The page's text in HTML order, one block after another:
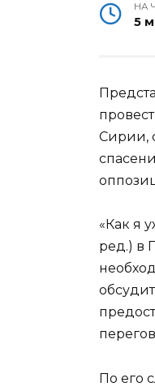
НА
5
Сирии,
«Как я
ред.) в
По его